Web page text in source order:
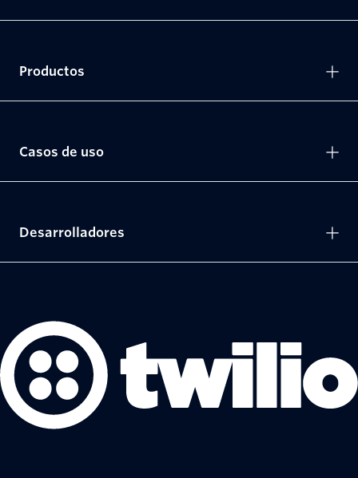
Productos
Casos de uso
Desarrolladores